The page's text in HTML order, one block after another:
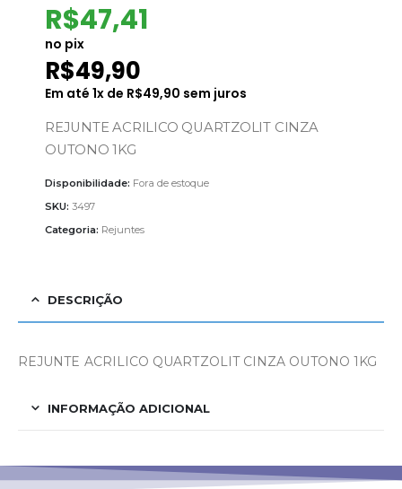
R$47,41
no pix
R$49,90
Em até 1x de R$49,90 sem juros
REJUNTE ACRILICO QUARTZOLIT CINZA
OUTONO 1KG
Disponibilidade: Fora de estoque
SKU: 3497
Categoria: Rejuntes
DESCRIÇÃO
REJUNTE ACRILICO QUARTZOLIT CINZA OUTONO 1KG
INFORMAÇÃO ADICIONAL